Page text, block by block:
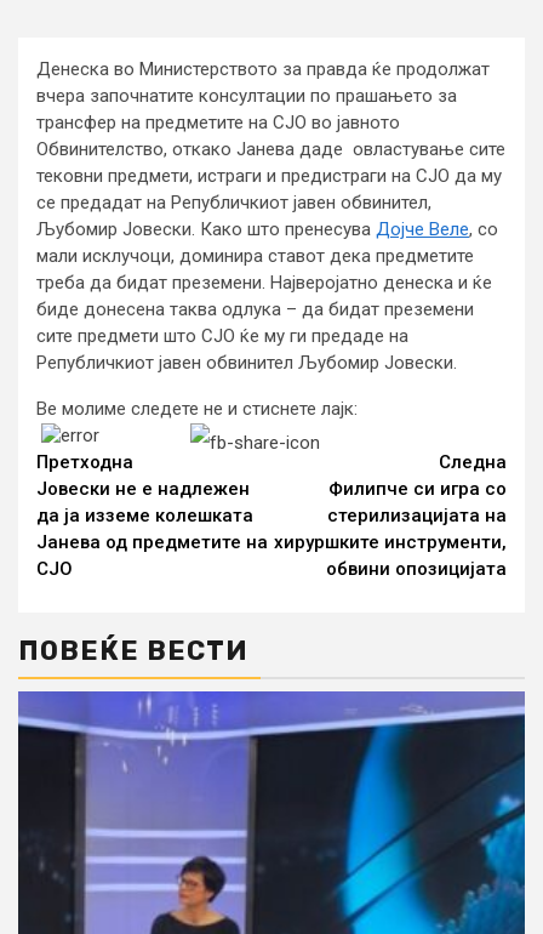
Денеска во Министерството за правда ќе продолжат
вчера започнатите консултации по прашањето за
трансфер на предметите на СЈО во јавното
Обвинителство, откако Јанева даде овластување сите
тековни предмети, истраги и предистраги на СЈО да му
се предадат на Републичкиот јавен обвинител,
Љубомир Јовески. Како што пренесува Дојче Веле, со
мали исклучоци, доминира ставот дека предметите
треба да бидат преземени. Најверојатно денеска и ќе
биде донесена таква одлука – да бидат преземени
сите предмети што СЈО ќе му ги предаде на
Републичкиот јавен обвинител Љубомир Јовески.
Ве молиме следете не и стиснете лајк:
Continue
Reading
Претходна
Јовески не е надлежен
да ја изземе колешката
Јанева од предметите на
СЈО
Следна
Филипче си игра со
стерилизацијата на
хируршките инструменти,
обвини опозицијата
ПОВЕЌЕ ВЕСТИ